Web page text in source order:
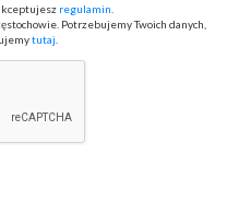
regulamin
Potrzebujemy Twoich danych,
tutaj